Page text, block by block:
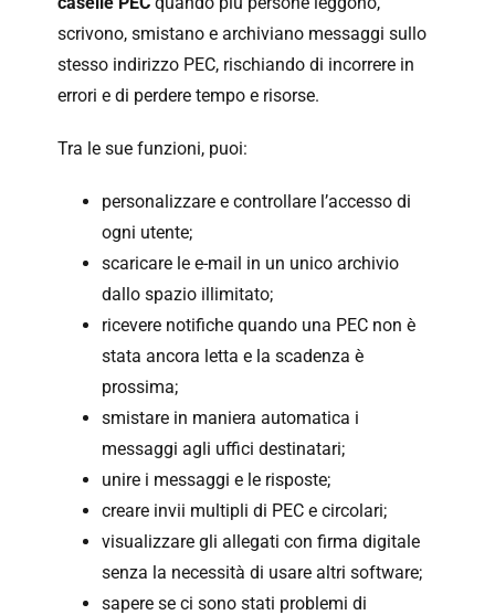
scrivono, smistano e archiviano messaggi sullo
stesso indirizzo PEC, rischiando di incorrere in
errori e di perdere tempo e risorse.
Tra le sue funzioni, puoi:
personalizzare e controllare l’accesso di
ogni utente;
scaricare le e-mail in un unico archivio
dallo spazio illimitato;
ricevere notifiche quando una PEC non è
stata ancora letta e la scadenza è
prossima;
smistare in maniera automatica i
messaggi agli uffici destinatari;
unire i messaggi e le risposte;
creare invii multipli di PEC e circolari;
visualizzare gli allegati con firma digitale
senza la necessità di usare altri software;
sapere se ci sono stati problemi di